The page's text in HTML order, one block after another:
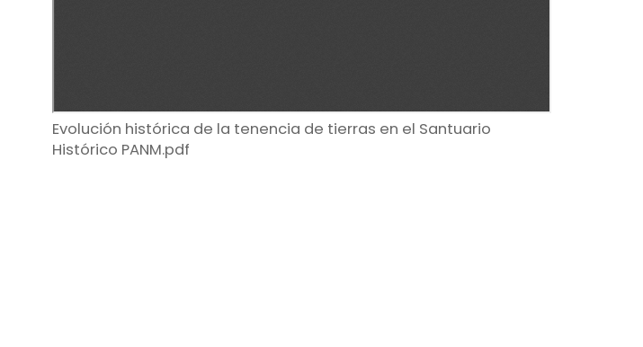
Evolución histórica de la tenencia de tierras en el Santuario
Histórico PANM.pdf